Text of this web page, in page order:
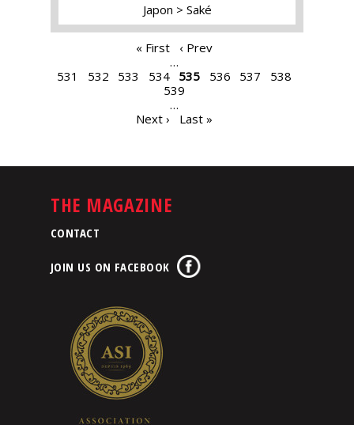
Japon Saké
« First
‹ Prev
…
531
532 533 534 535 536 537
538
539
…
Next ›
Last »
THE MAGAZINE
CONTACT
JOIN US ON FACEBOOK